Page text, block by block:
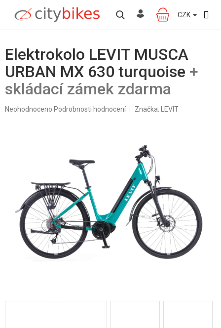
obsah
NÁKUPNÍ
KOŠÍK
CZK
Elektrokolo LEVIT MUSCA
URBAN MX 630 turquoise +
skládací zámek zdarma
Průměrné
Neohodnoceno Podrobnosti hodnocení Značka: LEVIT